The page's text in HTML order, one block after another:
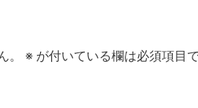
※ が付いている欄は必須項目